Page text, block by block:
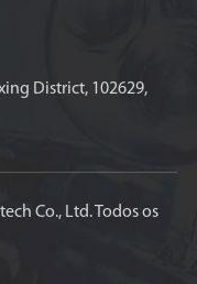
District, 102629,
Co., Ltd.Todos os